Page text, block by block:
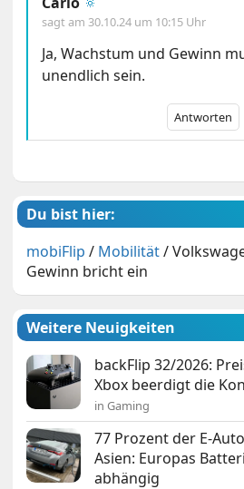
sagt am 30.10.24 um 10:15 Uhr
Ja, Wachstum und Gewinn
unendlich sein.
Antworten
Du bist hier:
mobiFlip / Mobilität/
Gewinn bricht ein
Weitere Neuigkeiten
backFlip 32/2026:
Xbox beerdigt die
in Gaming
77 Prozent der E-
Asien: Europas
abhängig